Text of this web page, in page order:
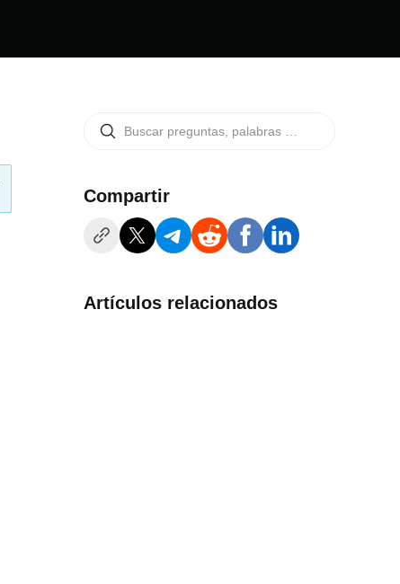
Compartir
Artículos relacionados